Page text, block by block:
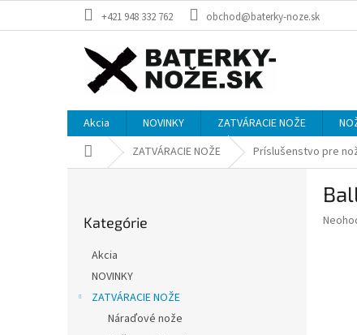
+421 948 332 762 obchod@baterky-noze.sk
Akcia NOVINKY ZATVÁRACIE NOŽE
Domov ZATVÁRACIE NOŽE Príslušenstvo pre
kategórie
Kategórie
Akcia
NOVINKY
ZATVÁRACIE NOŽE
Náraďové nože